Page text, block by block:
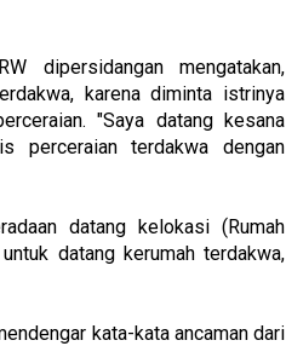
dipersidangan mengatakan,
karena diminta istrinya
"Saya datang kesana
perceraian terdakwa dengan
datang kelokasi (Rumah
datang kerumah terdakwa,
kata-kata ancaman dari